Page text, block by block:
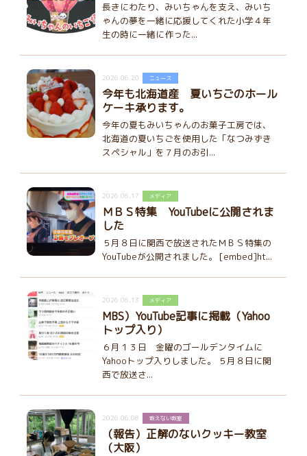
長きにわたり、みいちゃんを支え、みいち
ゃんの夢を一緒に応援してくれた小学４年
生の時に一緒に作った...
2026.06.20 ニュース
今年も北海道産 夏いちごのホール
ケーキ承ります。
今年の夏もみいちゃんのお菓子工房では、
北海道の夏いちごを使用した「なつみずき
スペシャル」を７月のお引...
2026.06.17 メディア
ＭＢＳ特集 YouTubeに公開されま
した
５月８日に関西で放送されたＭＢＳ特集の
YouTubeが公開されました。 [embed]ht...
2026.06.13 メディア
MBS）YouTube記事に掲載（Yahoo
トップ入り）
６月１３日 金曜のゴールデンタイムに
Yahooトップ入りしました。 ５月８日に関
西で放送さ...
2026.06.08 教えない教室
（報告）正解のないクッキー教室
（大阪）